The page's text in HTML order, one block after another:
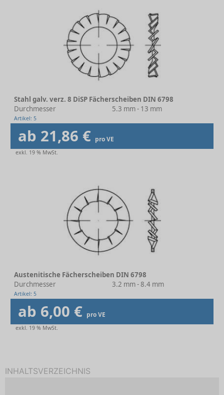
Stahl galv. verz. 8 DiSP Fächerscheiben DIN 6798
Durchmesser
5.3 mm - 13 mm
Artikel: 5
ab 21,86 € pro VE
exkl. 19 % MwSt.
Austenitische Fächerscheiben DIN 6798
Durchmesser
3.2 mm - 8.4 mm
Artikel: 5
ab 6,00 € pro VE
exkl. 19 % MwSt.
INHALTSVERZEICHNIS